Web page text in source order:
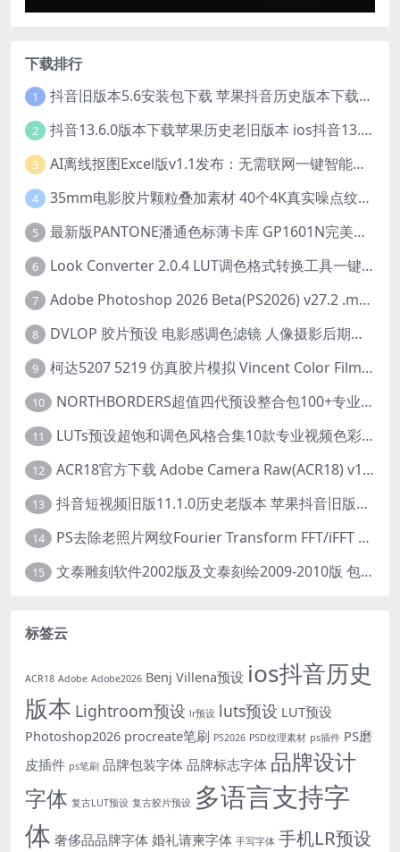
下载排行
1 抖音旧版本5.6安装包下载 苹果抖音历史版本下载安装 ios抖音老旧版本大全 抖音5.6.0历史官方版安装下载
2 抖音13.6.0版本下载苹果历史老旧版本 ios抖音13.6旧版本安装包
3 AI离线抠图Excel版v1.1发布：无需联网一键智能去除背景
4 35mm电影胶片颗粒叠加素材 40个4K真实噪点纹理 20动态+20静态视频剪辑特效包
5 最新版PANTONE潘通色标薄卡库 GP1601N完美兼容Adobe Illustrator免费下载
6 Look Converter 2.0.4 LUT调色格式转换工具一键转换LR预设【附教程】
7 Adobe Photoshop 2026 Beta(PS2026) v27.2 .m3292 AI 中文绿色免安装版
8 DVLOP 胶片预设 电影感调色滤镜 人像摄影后期处理 婚礼跟拍风格 柯达胶片模拟效果+配置文件 PS/LR JOSE VILLA – For the Love of Film – Kodak Presets
9 柯达5207 5219 仿真胶片模拟 Vincent Color Film PowerGrade 下载 LUT预设怀旧外观色彩分级达芬奇调色节
10 NORTHBORDERS超值四代预设整合包100+专业Lightroom预设含教程与RAW样片 MEGA PACK
11 LUTs预设超饱和调色风格合集10款专业视频色彩视频剪辑预设Motion Array – Super Saturated LUTs Pack
12 ACR18官方下载 Adobe Camera Raw(ACR18) v18.1.1 for Mac 中文最新免费正式版 下载
13 抖音短视频旧版11.1.0历史老版本 苹果抖音旧版本ios恢复抖音旧版本11.1安装包
14 PS去除老照片网纹Fourier Transform FFT/iFFT 滤镜-32/64位
15 文泰雕刻软件2002版及文泰刻绘2009-2010版 包含教程(支持Win7~Win10 64位)
标签云
ACR18 Adobe Adobe2026 Benj Villena预设 ios抖音历史
版本 Lightroom预设 lr预设 luts预设 LUT预设
Photoshop2026 procreate笔刷 PS2026 PSD纹理素材 ps插件 PS磨
皮插件 ps笔刷 品牌包装字体 品牌标志字体 品牌设计
字体 复古LUT预设 复古胶片预设 多语言支持字
体 奢侈品品牌字体 婚礼请柬字体 手写字体 手机LR预设